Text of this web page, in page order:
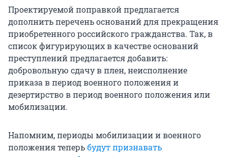
Проектируемой поправкой предлагается
дополнить перечень оснований для прекращения
приобретенного российского гражданства. Так, в
список фигурирующих в качестве оснований
преступлений предлагается добавить:
добровольную сдачу в плен, неисполнение
приказа в период военного положения и
дезертирство в период военного положения или
мобилизации.
Напомним, периоды мобилизации и военного
положения теперьбудут признавать